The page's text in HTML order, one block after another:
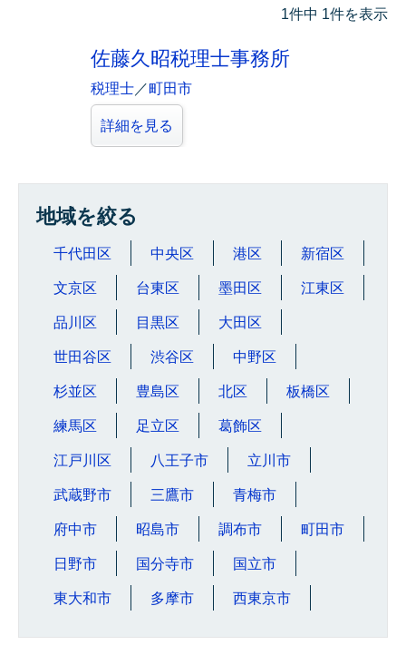
1件中 1件を表示
佐藤久昭税理士事務所
税理士／町田市
詳細を見る
地域を絞る
千代田区 中央区 港区 新宿区
文京区 台東区 墨田区 江東区
品川区 目黒区 大田区
世田谷区 渋谷区 中野区
杉並区 豊島区 北区 板橋区
練馬区 足立区 葛飾区
江戸川区 八王子市 立川市
武蔵野市 三鷹市 青梅市
府中市 昭島市 調布市 町田市
日野市 国分寺市 国立市
東大和市 多摩市 西東京市